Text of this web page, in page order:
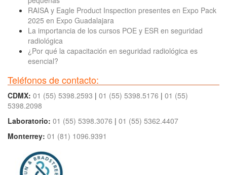
RAISA y Eagle Product Inspection presentes en Expo Pack
2025 en Expo Guadalajara
La importancia de los cursos POE y ESR en seguridad
radiológica
¿Por qué la capacitación en seguridad radiológica es
esencial?
Teléfonos de contacto:
CDMX: 01 (55) 5398.2593 | 01 (55) 5398.5176 | 01 (55)
5398.2098
Laboratorio: 01 (55) 5398.3076 | 01 (55) 5362.4407
Monterrey: 01 (81) 1096.9391